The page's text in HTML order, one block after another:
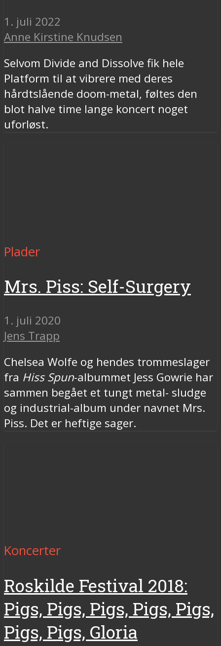
1. juli 2022
Anne Kirstine Knudsen
Selvom Divide and Dissolve fik hele
Platform til at vibrere med deres
hårdtslående doom-metal, føltes den
blot halve time lange koncert noget
uforløst.
Plader
Mrs. Piss: Self-Surgery
1. juli 2020
Jens Trapp
Chelsea Wolfe og hendes trommeslager
fra Hiss Spun-albummet Jess Gowrie har
sammen begået et tungt metal- sludge
og industrial-album under navnet Mrs.
Piss. Det er heftige sager.
Koncerter
Roskilde Festival 2018:
Pigs, Pigs, Pigs, Pigs, Pigs,
Pigs, Pigs, Gloria